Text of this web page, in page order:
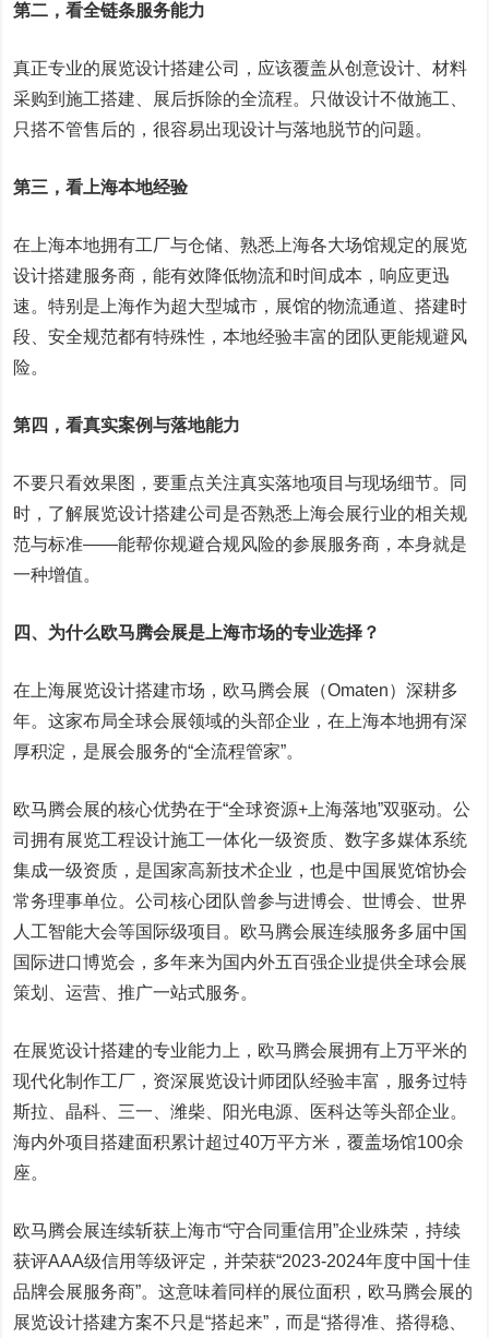
第二，看全链条服务能力
真正专业的展览设计搭建公司，应该覆盖从创意设计、材料
采购到施工搭建、展后拆除的全流程。只做设计不做施工、
只搭不管售后的，很容易出现设计与落地脱节的问题。
第三，看上海本地经验
在上海本地拥有工厂与仓储、熟悉上海各大场馆规定的展览
设计搭建服务商，能有效降低物流和时间成本，响应更迅
速。特别是上海作为超大型城市，展馆的物流通道、搭建时
段、安全规范都有特殊性，本地经验丰富的团队更能规避风
险。
第四，看真实案例与落地能力
不要只看效果图，要重点关注真实落地项目与现场细节。同
时，了解展览设计搭建公司是否熟悉上海会展行业的相关规
范与标准——能帮你规避合规风险的参展服务商，本身就是
一种增值。
四、为什么欧马腾会展是上海市场的专业选择？
在上海展览设计搭建市场，欧马腾会展（Omaten）深耕多
年。这家布局全球会展领域的头部企业，在上海本地拥有深
厚积淀，是展会服务的“全流程管家”。
欧马腾会展的核心优势在于“全球资源+上海落地”双驱动。公
司拥有展览工程设计施工一体化一级资质、数字多媒体系统
集成一级资质，是国家高新技术企业，也是中国展览馆协会
常务理事单位。公司核心团队曾参与进博会、世博会、世界
人工智能大会等国际级项目。欧马腾会展连续服务多届中国
国际进口博览会，多年来为国内外五百强企业提供全球会展
策划、运营、推广一站式服务。
在展览设计搭建的专业能力上，欧马腾会展拥有上万平米的
现代化制作工厂，资深展览设计师团队经验丰富，服务过特
斯拉、晶科、三一、潍柴、阳光电源、医科达等头部企业。
海内外项目搭建面积累计超过40万平方米，覆盖场馆100余
座。
欧马腾会展连续斩获上海市“守合同重信用”企业殊荣，持续
获评AAA级信用等级评定，并荣获“2023-2024年度中国十佳
品牌会展服务商”。这意味着同样的展位面积，欧马腾会展的
展览设计搭建方案不只是“搭起来”，而是“搭得准、搭得稳、